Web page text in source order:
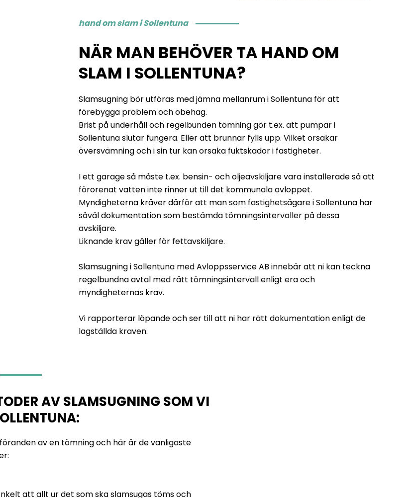
hand om slam i Sollentuna
NÄR MAN BEHÖVER TA HAND OM
SLAM I SOLLENTUNA?
Slamsugning bör utföras med jämna mellanrum i Sollentuna för att
förebygga problem och obehag.
Brist på underhåll och regelbunden tömning gör t.ex. att pumpar i
Sollentuna slutar fungera. Eller att brunnar fylls upp. Vilket orsakar
översvämning och i sin tur kan orsaka fuktskador i fastigheter.
I ett garage så måste t.ex. bensin- och oljeavskiljare vara installerade så att
förorenat vatten inte rinner ut till det kommunala avloppet.
Myndigheterna kräver därför att man som fastighetsägare i Sollentuna har
såväl dokumentation som bestämda tömningsintervaller på dessa
avskiljare.
Liknande krav gäller för fettavskiljare.
Slamsugning i Sollentuna med Avloppsservice AB innebär att ni kan teckna
regelbundna avtal med rätt tömningsintervall enligt era och
myndigheternas krav.
Vi rapporterar löpande och ser till att ni har rätt dokumentation enligt de
lagställda kraven.
AV SLAMSUGNING SOM VI
av en tömning och här är de vanligaste
att allt ur det som ska slamsugas töms och